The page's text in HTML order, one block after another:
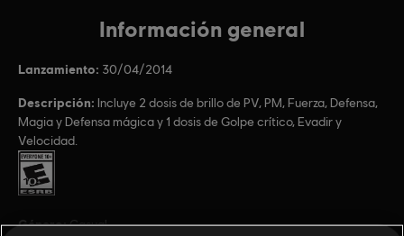
Información general
Lanzamiento: 30/04/2014
Descripción: Incluye 2 dosis de brillo de PV, PM, Fuerza, Defensa,
Magia y Defensa mágica y 1 dosis de Golpe crítico, Evadir y
Velocidad.
Clasificación por edad :
Género:Casual